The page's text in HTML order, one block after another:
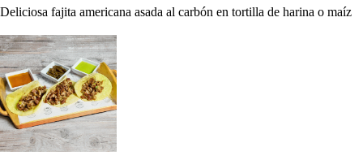
Deliciosa fajita americana asada al carbón en tortilla de harina o maíz